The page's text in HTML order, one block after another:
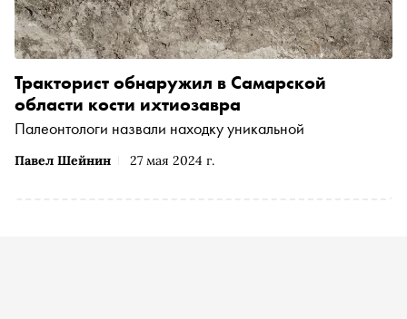
Павел Шейнин 27 мая 2024 г.
Тракторист обнаружил в Самарской
области кости ихтиозавра
Палеонтологи назвали находку уникальной